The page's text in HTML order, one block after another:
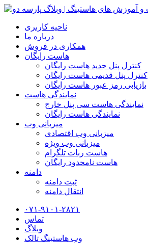
ناحیه کاربری
درباره ما
همکاری در فروش
هاست رایگان
کنترل پنل جدید هاست رایگان
کنترل پنل قدیمی هاست رایگان
بازیابی رمز عبور هاست رایگان
نمایندگی هاست
نمایندگی هاست سی پنل خارج
نمایندگی هاست رایگان
میزبانی وب
میزبانی وب اقتصادی
میزبانی وب ویژه
هاست ربات تلگرام
هاست نامحدود رایگان
دامنه
ثبت دامنه
انتقال دامنه
۰۷۱-۹۱۰۱-۲۸۲۱
تماس
وبلاگ
وب هاستینگ تالک